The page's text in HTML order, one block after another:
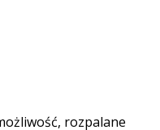
rozpalane